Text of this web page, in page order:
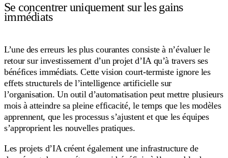
Se concentrer uniquement sur les gains
immédiats
L’une des erreurs les plus courantes consiste à n’évaluer le
retour sur investissement d’un projet d’IA qu’à travers ses
bénéfices immédiats. Cette vision court-termiste ignore les
effets structurels de l’intelligence artificielle sur
l’organisation. Un outil d’automatisation peut mettre plusieurs
mois à atteindre sa pleine efficacité, le temps que les modèles
apprennent, que les processus s’ajustent et que les équipes
s’approprient les nouvelles pratiques.
Les projets d’IA créent également une infrastructure de